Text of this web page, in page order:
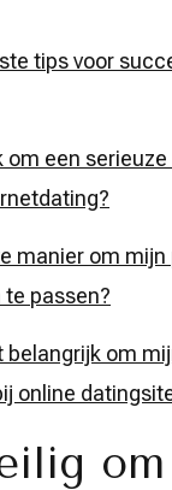
tips voor
om een
manier om mijn
passen?
belangrijk om
online